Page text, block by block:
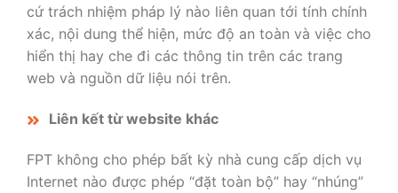
cứ trách nhiệm pháp lý nào liên quan tới tính chính
xác, nội dung thể hiện, mức độ an toàn và việc cho
hiển thị hay che đi các thông tin trên các trang
web và nguồn dữ liệu nói trên.
Liên kết từ website khác
FPT không cho phép bất kỳ nhà cung cấp dịch vụ
Internet nào được phép “đặt toàn bộ” hay “nhúng”